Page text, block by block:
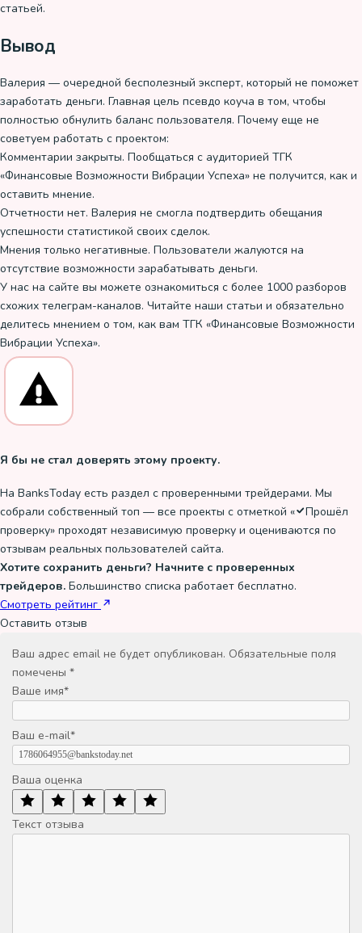
статьей.
Вывод
Валерия — очередной бесполезный эксперт, который не поможет
заработать деньги. Главная цель псевдо коуча в том, чтобы
полностью обнулить баланс пользователя. Почему еще не
советуем работать с проектом:
Комментарии закрыты. Пообщаться с аудиторией ТГК
«Финансовые Возможности Вибрации Успеха» не получится, как и
оставить мнение.
Отчетности нет. Валерия не смогла подтвердить обещания
успешности статистикой своих сделок.
Мнения только негативные. Пользователи жалуются на
отсутствие возможности зарабатывать деньги.
У нас на сайте вы можете ознакомиться с более 1000 разборов
схожих телеграм-каналов. Читайте наши статьи и обязательно
делитесь мнением о том, как вам ТГК «Финансовые Возможности
Вибрации Успеха».
Я бы не стал доверять этому проекту.
На BanksToday есть раздел с проверенными трейдерами. Мы
собрали собственный топ — все проекты с отметкой «
Прошёл
проверку» проходят независимую проверку и оцениваются по
отзывам реальных пользователей сайта.
Хотите сохранить деньги? Начните с проверенных
трейдеров. Большинство списка работает бесплатно.
Смотреть рейтинг
Оставить отзыв
Ваш адрес email не будет опубликован. Обязательные поля
помечены *
Ваше имя*
Ваш e-mail*
Ваша оценка
Текст отзыва